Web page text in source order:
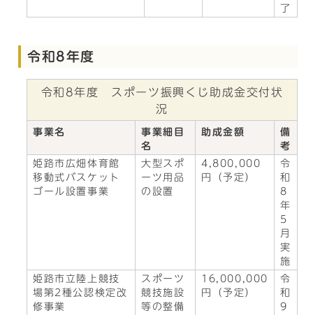
了
令和8年度
令和8年度 スポーツ振興くじ助成金交付状
況
事業名
事業細目
名
助成金額
備
考
姫路市広畑体育館
移動式バスケット
ゴール設置事業
大型スポ
ーツ用品
の設置
4,800,000
円（予定）
令
和
8
年
5
月
実
施
姫路市立陸上競技
場第2種公認検定改
修事業
スポーツ
競技施設
等の整備
16,000,000
円（予定）
令
和
9